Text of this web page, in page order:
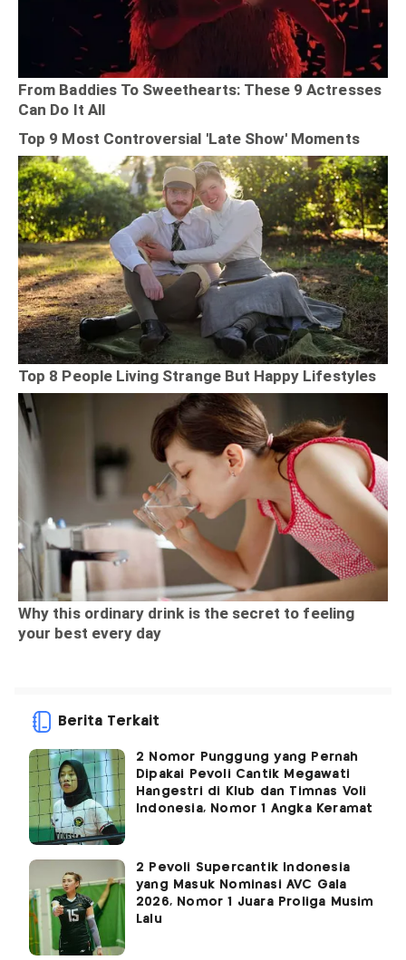
Berita Terkait
2 Nomor Punggung yang Pernah
Dipakai Pevoli Cantik Megawati
Hangestri di Klub dan Timnas Voli
Indonesia, Nomor 1 Angka Keramat
2 Pevoli Supercantik Indonesia
yang Masuk Nominasi AVC Gala
2026, Nomor 1 Juara Proliga Musim
Lalu